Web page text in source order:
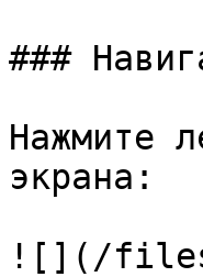
###
Нажмите
экрана:
![](/files/-